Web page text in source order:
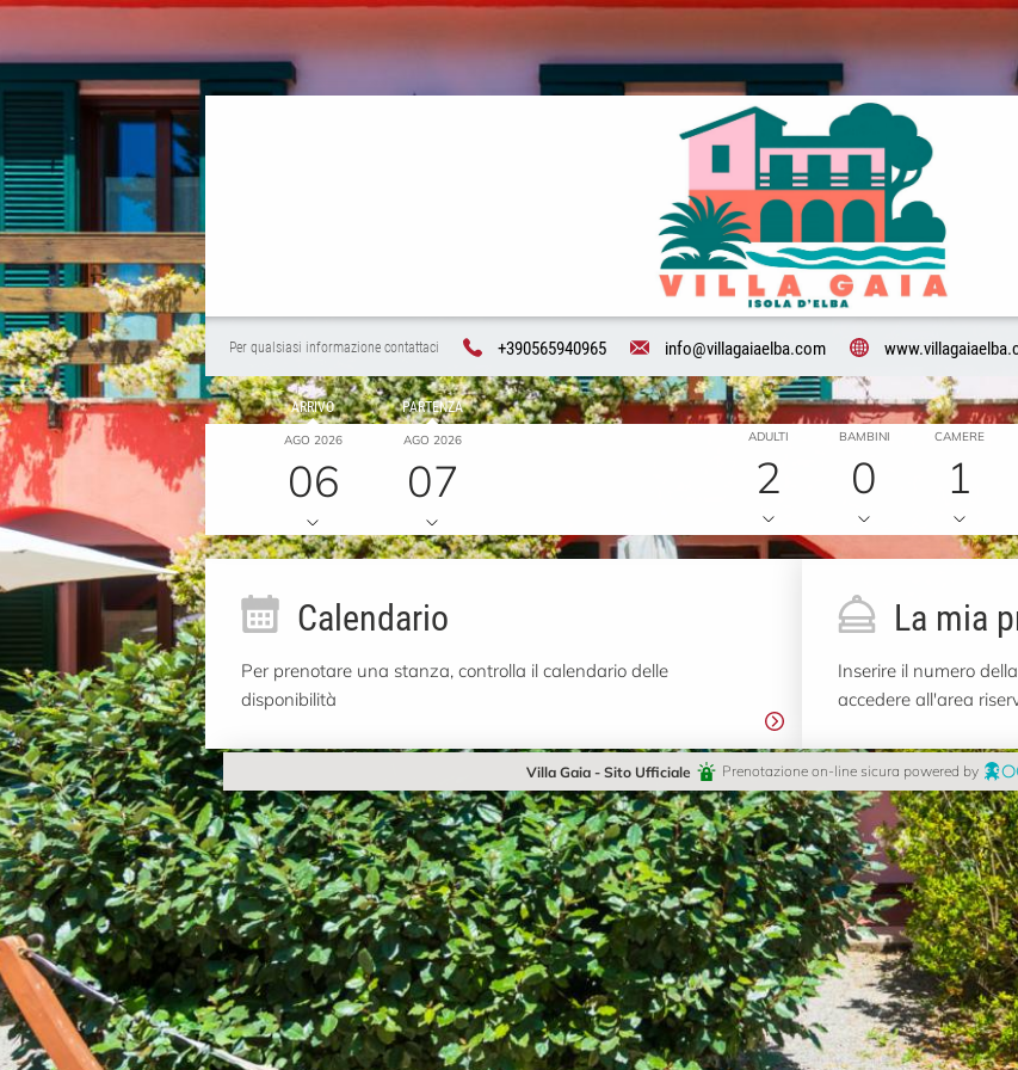
Per qualsiasi informazione contattaci +390565940965 info@villagaiaelba.com
ARRIVO
AGO 2026
06
PARTENZA
AGO 2026
07
ADULTI
2
BAMBINI
0
CAMERE
1
Calendario
Per prenotare una stanza, controlla il calendario delle
disponibilità
La mia
Inserire il numero
accedere all'area
Villa Gaia - Sito Ufficiale Prenotazione on-line sicura powered by